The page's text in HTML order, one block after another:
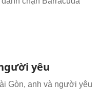
yêu
Gòn, anh và người yêu